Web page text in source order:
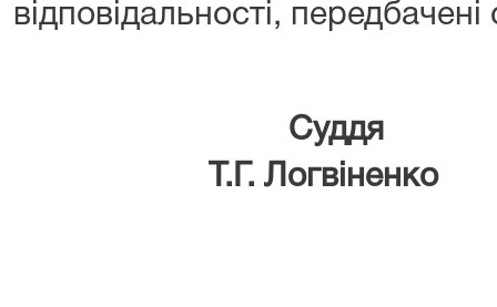
відповідальності,
Т.Г. Логвіненко